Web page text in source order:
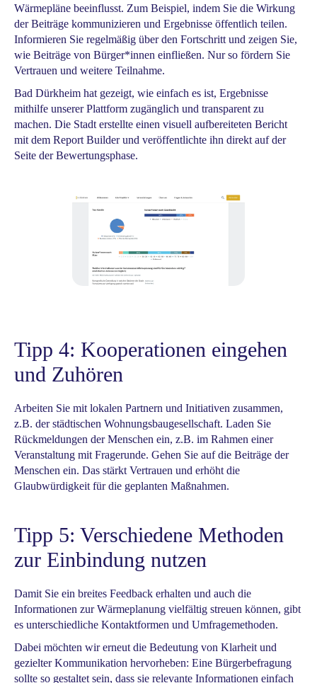
Wärmepläne beeinflusst. Zum Beispiel, indem Sie die Wirkung
der Beiträge kommunizieren und Ergebnisse öffentlich teilen.
Informieren Sie regelmäßig über den Fortschritt und zeigen Sie,
wie Beiträge von Bürger*innen einfließen. Nur so fördern Sie
Vertrauen und weitere Teilnahme.
Bad Dürkheim hat gezeigt, wie einfach es ist, Ergebnisse
mithilfe unserer Plattform zugänglich und transparent zu
machen. Die Stadt erstellte einen visuell aufbereiteten Bericht
mit dem Report Builder und veröffentlichte ihn direkt auf der
Seite der Bewertungsphase.
Tipp 4: Kooperationen eingehen
und Zuhören
Arbeiten Sie mit lokalen Partnern und Initiativen zusammen,
z.B. der städtischen Wohnungsbaugesellschaft. Laden Sie
Rückmeldungen der Menschen ein, z.B. im Rahmen einer
Veranstaltung mit Fragerunde. Gehen Sie auf die Beiträge der
Menschen ein. Das stärkt Vertrauen und erhöht die
Glaubwürdigkeit für die geplanten Maßnahmen.
Tipp 5: Verschiedene Methoden
zur Einbindung nutzen
Damit Sie ein breites Feedback erhalten und auch die
Informationen zur Wärmeplanung vielfältig streuen können, gibt
es unterschiedliche Kontaktformen und Umfragemethoden.
Dabei möchten wir erneut die Bedeutung von Klarheit und
gezielter Kommunikation hervorheben: Eine Bürgerbefragung
sollte so gestaltet sein, dass sie relevante Informationen einfach